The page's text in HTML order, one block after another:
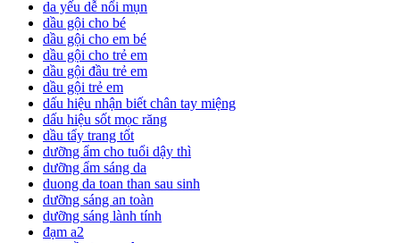
da yếu dễ nổi mụn
dầu gội cho bé
dầu gội cho em bé
dầu gội cho trẻ em
dầu gội đầu trẻ em
dầu gội trẻ em
dấu hiệu nhận biết chân tay miệng
dấu hiệu sốt mọc răng
dầu tẩy trang tốt
dưỡng ẩm cho tuổi dậy thì
dưỡng ẩm sáng da
duong da toan than sau sinh
dưỡng sáng an toàn
dưỡng sáng lành tính
đạm a2